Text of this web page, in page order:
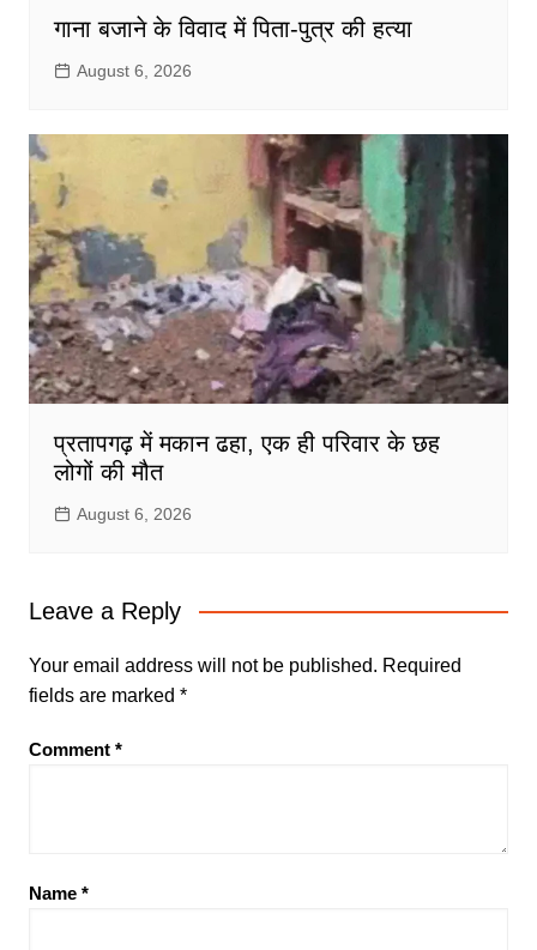
गाना बजाने के विवाद में पिता-पुत्र की हत्या
August 6, 2026
प्रतापगढ़ में मकान ढहा, एक ही परिवार के छह
लोगों की मौत
August 6, 2026
Leave a Reply
Your email address will not be published. Required
fields are marked *
Comment *
Name *